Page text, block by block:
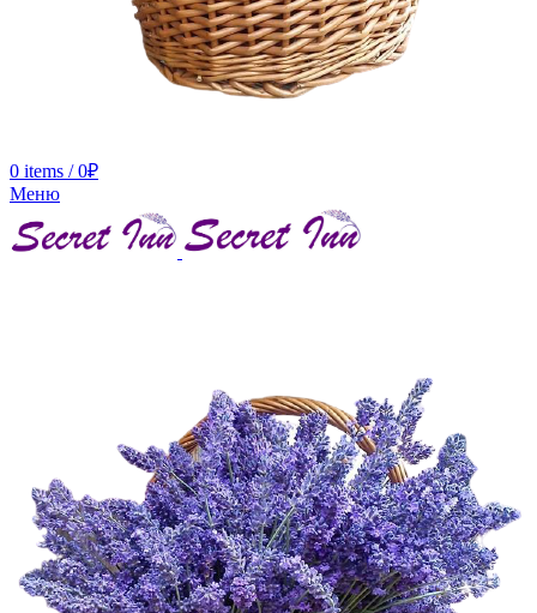
0 items / 0₽
Меню